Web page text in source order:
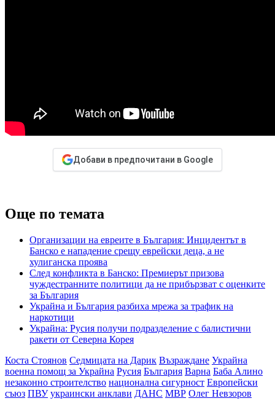
Добави в предпочитани в Google
Още по темата
Организации на евреите в България: Инцидентът в
Банско е нападение срещу еврейски деца, а не
хулиганска проява
След конфликта в Банско: Премиерът призова
чуждестранните политици да не прибързват с оценките
за България
Украйна и България разбиха мрежа за трафик на
наркотици
Украйна: Русия получи подразделение с балистични
ракети от Северна Корея
Коста Стоянов Седмицата на Дарик Възраждане Украйна
военна помощ за Украйна Русия България Варна Баба Алино
незаконно строителство национална сигурност Европейски
съюз ПВУ украински анклави ДАНС МВР Олег Невзоров